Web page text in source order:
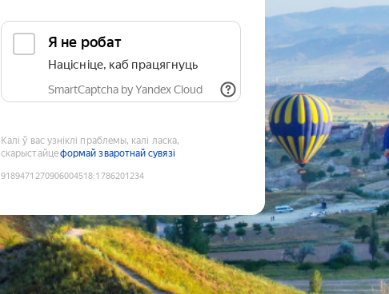
Я не робат
Націсніце, каб працягнуць
SmartCaptcha by Yandex Cloud
Калі ў вас узніклі праблемы, калі ласка,
скарыстайцеформай зваротнай сувязі
9189471270906004518:1786201234